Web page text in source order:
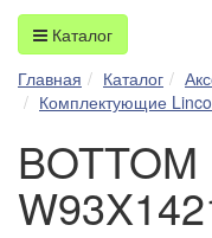
Каталог
Главная
Каталог
Комплектующие